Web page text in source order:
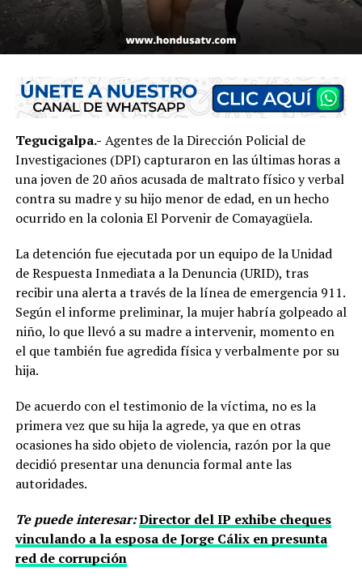
Tegucigalpa.- Agentes de la Dirección Policial de
Investigaciones (DPI) capturaron en las últimas horas a
una joven de 20 años acusada de maltrato físico y verbal
contra su madre y su hijo menor de edad, en un hecho
ocurrido en la colonia El Porvenir de Comayagüela.
La detención fue ejecutada por un equipo de la Unidad
de Respuesta Inmediata a la Denuncia (URID), tras
recibir una alerta a través de la línea de emergencia 911.
Según el informe preliminar, la mujer habría golpeado al
niño, lo que llevó a su madre a intervenir, momento en
el que también fue agredida física y verbalmente por su
hija.
De acuerdo con el testimonio de la víctima, no es la
primera vez que su hija la agrede, ya que en otras
ocasiones ha sido objeto de violencia, razón por la que
decidió presentar una denuncia formal ante las
autoridades.
Te puede interesar:Director del IP exhibe cheques
vinculando a la esposa de Jorge Cálix en presunta
red de corrupción